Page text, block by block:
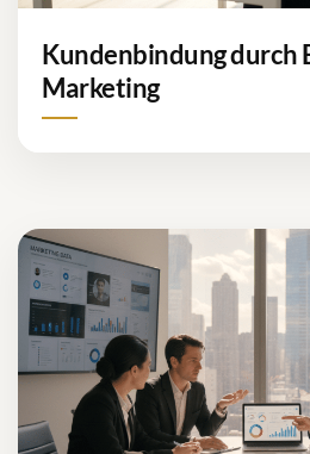
Kundenbindung durch
Marketing